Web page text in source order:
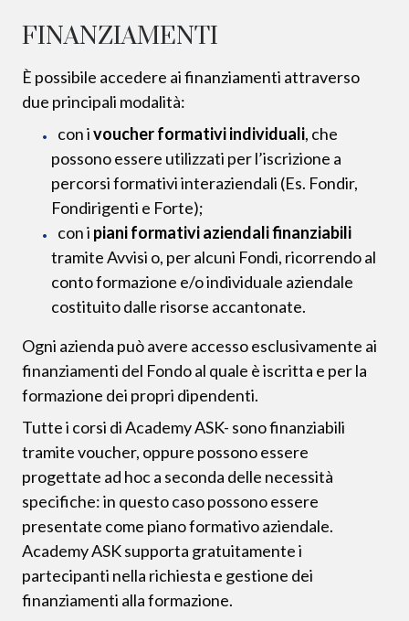
FINANZIAMENTI
È possibile accedere ai finanziamenti attraverso
due principali modalità:
con ivoucher formativi individuali, che
possono essere utilizzati per l’iscrizione a
percorsi formativi interaziendali (Es. Fondir,
Fondirigenti e Forte);
con i piani formativi aziendali finanziabili
tramite Avvisi o, per alcuni Fondi, ricorrendo al
conto formazione e/o individuale aziendale
costituito dalle risorse accantonate.
Ogni azienda può avere accesso esclusivamente ai
finanziamenti del Fondo al quale è iscritta e per la
formazione dei propri dipendenti.
Tutte i corsi di Academy ASK- sono finanziabili
tramite voucher, oppure possono essere
progettate ad hoc a seconda delle necessità
specifiche: in questo caso possono essere
presentate come piano formativo aziendale.
Academy ASK supporta gratuitamente i
partecipanti nella richiesta e gestione dei
finanziamenti alla formazione.